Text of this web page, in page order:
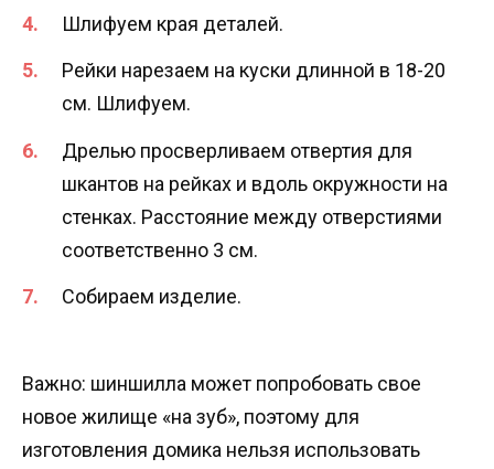
Шлифуем края деталей.
Рейки нарезаем на куски длинной в 18-20
см. Шлифуем.
Дрелью просверливаем отвертия для
шкантов на рейках и вдоль окружности на
стенках. Расстояние между отверстиями
соответственно 3 см.
Собираем изделие.
Важно: шиншилла может попробовать свое
новое жилище «на зуб», поэтому для
изготовления домика нельзя использовать